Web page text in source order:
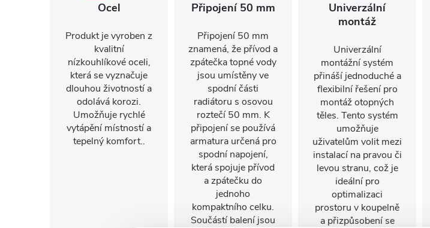
Ocel
Produkt je vyroben z
kvalitní
nízkouhlíkové oceli,
která se vyznačuje
dlouhou životností a
odolává korozi.
Umožňuje rychlé
vytápění místností a
tepelný komfort..
Připojení 50 mm
Připojení 50 mm
znamená, že přívod a
zpátečka topné vody
jsou umístěny ve
spodní části
radiátoru s osovou
roztečí 50 mm. K
připojení se používá
armatura určená pro
spodní napojení,
která spojuje přívod
a zpátečku do
jednoho
kompaktního celku.
Součástí balení jsou
Univerzální
montáž
Univerzální
montážní systém
přináší jednoduché a
flexibilní řešení pro
montáž otopných
těles. Tento systém
umožňuje
uživatelům volit mezi
instalací na pravou či
levou stranu, což je
ideální pro
optimalizaci
prostoru v koupelně
a přizpůsobení se